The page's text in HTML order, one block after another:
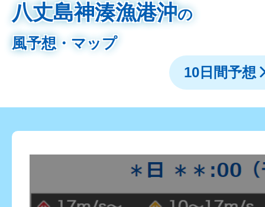
八丈島神湊漁港沖の
風予想・マップ
10日間予想